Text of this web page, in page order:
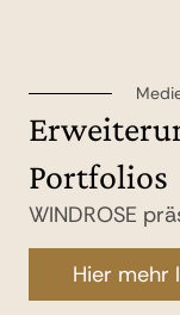
Portfolios
WINDROSE
Hier mehr